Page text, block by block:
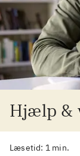
Hjælp &
Læsetid: 1 min.